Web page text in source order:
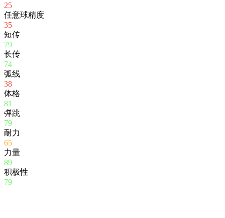
25
任意球精度
35
短传
79
长传
74
弧线
38
体格
81
弹跳
79
耐力
65
力量
89
积极性
79